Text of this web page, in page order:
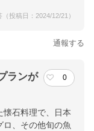
投稿日：2024/12/21）
通報する
ランが
0
懐石料理で、日本
ロ、その他旬の魚